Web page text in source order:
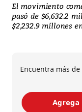
El movimiento
pasó de $6,632.2
$2,232.9 millones
Encuentra más
Agrega